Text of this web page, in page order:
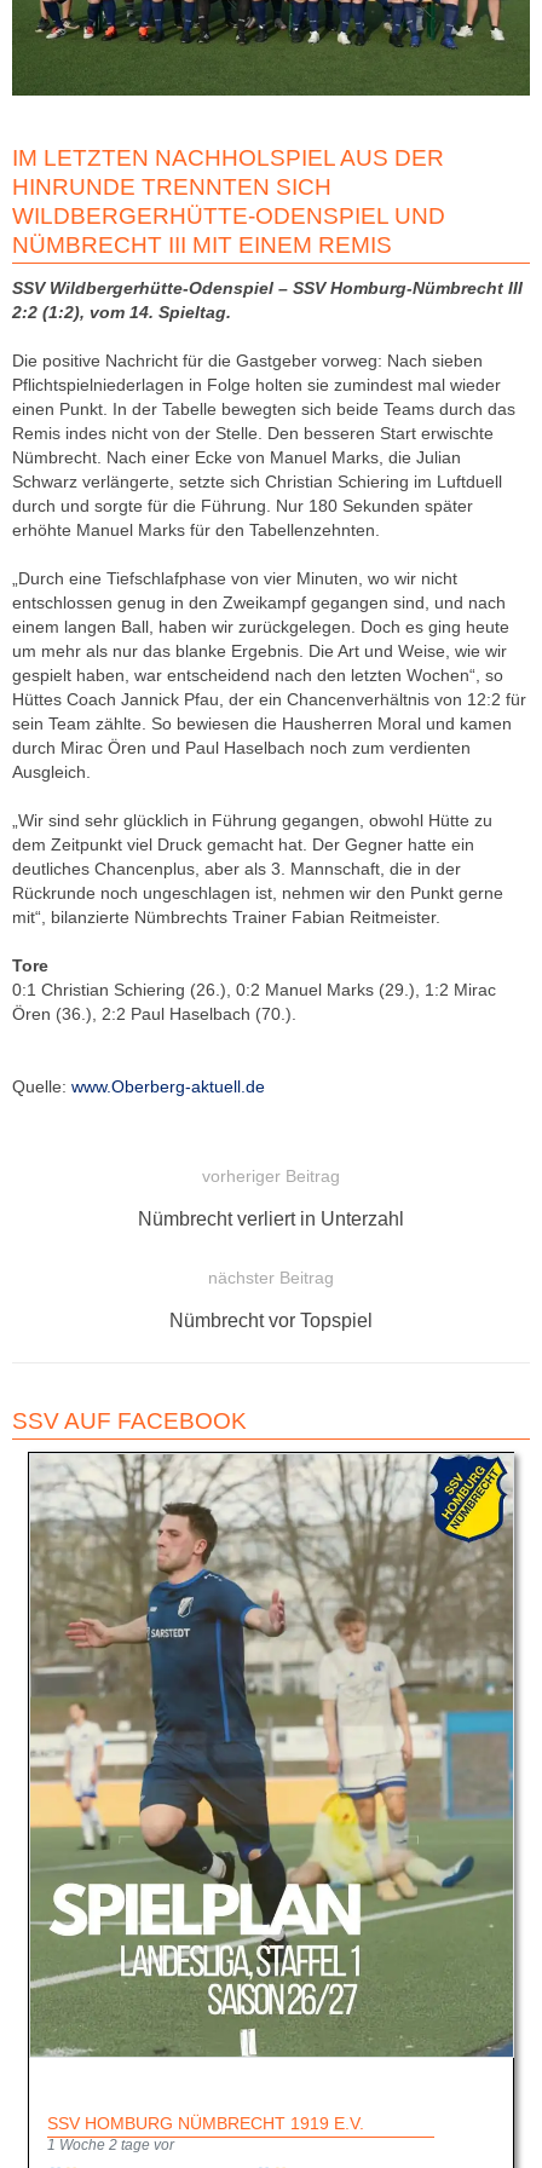
IM LETZTEN NACHHOLSPIEL AUS DER
HINRUNDE TRENNTEN SICH
WILDBERGERHÜTTE-ODENSPIEL UND
NÜMBRECHT III MIT EINEM REMIS
SSV Wildbergerhütte-Odenspiel – SSV Homburg-Nümbrecht III
2:2 (1:2), vom 14. Spieltag.
Die positive Nachricht für die Gastgeber vorweg: Nach sieben
Pflichtspielniederlagen in Folge holten sie zumindest mal wieder
einen Punkt. In der Tabelle bewegten sich beide Teams durch das
Remis indes nicht von der Stelle. Den besseren Start erwischte
Nümbrecht. Nach einer Ecke von Manuel Marks, die Julian
Schwarz verlängerte, setzte sich Christian Schiering im Luftduell
durch und sorgte für die Führung. Nur 180 Sekunden später
erhöhte Manuel Marks für den Tabellenzehnten.
„Durch eine Tiefschlafphase von vier Minuten, wo wir nicht
entschlossen genug in den Zweikampf gegangen sind, und nach
einem langen Ball, haben wir zurückgelegen. Doch es ging heute
um mehr als nur das blanke Ergebnis. Die Art und Weise, wie wir
gespielt haben, war entscheidend nach den letzten Wochen“, so
Hüttes Coach Jannick Pfau, der ein Chancenverhältnis von 12:2 für
sein Team zählte. So bewiesen die Hausherren Moral und kamen
durch Mirac Ören und Paul Haselbach noch zum verdienten
Ausgleich.
„Wir sind sehr glücklich in Führung gegangen, obwohl Hütte zu
dem Zeitpunkt viel Druck gemacht hat. Der Gegner hatte ein
deutliches Chancenplus, aber als 3. Mannschaft, die in der
Rückrunde noch ungeschlagen ist, nehmen wir den Punkt gerne
mit“, bilanzierte Nümbrechts Trainer Fabian Reitmeister.
Tore
0:1 Christian Schiering (26.), 0:2 Manuel Marks (29.), 1:2 Mirac
Ören (36.), 2:2 Paul Haselbach (70.).
Quelle: www.Oberberg-aktuell.de
vorheriger Beitrag
Vorheriger
Nümbrecht verliert in Unterzahl
nächster Beitrag
Nächster
Nümbrecht vor Topspiel
SSV AUF FACEBOOK
SSV HOMBURG NÜMBRECHT 1919 E.V.
1 Woche 2 tage vor